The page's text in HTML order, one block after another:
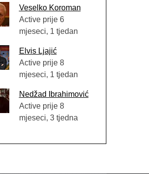
Veselko Koroman
Active prije 6
mjeseci, 1 tjedan
Elvis Ljajić
Active prije 8
mjeseci, 1 tjedan
Nedžad Ibrahimović
Active prije 8
mjeseci, 3 tjedna